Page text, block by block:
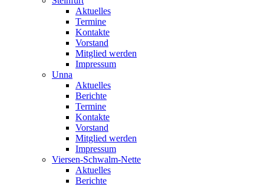
Aktuelles
Termine
Kontakte
Vorstand
Mitglied werden
Impressum
Unna
Aktuelles
Berichte
Termine
Kontakte
Vorstand
Mitglied werden
Impressum
Viersen-Schwalm-Nette
Aktuelles
Berichte